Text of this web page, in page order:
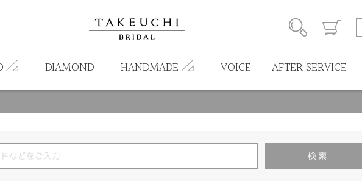
DIAMOND HANDMADE VOICE AFTER SERVICE